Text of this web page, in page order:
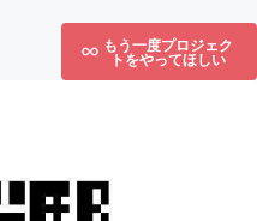
もう一度プロジェク
トをやってほしい